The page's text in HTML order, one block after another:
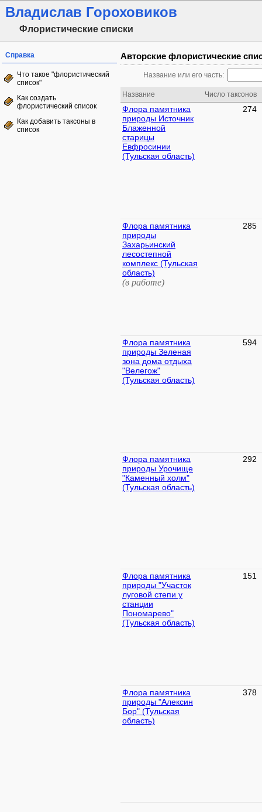
Владислав Гороховиков
Флористические списки
Справка
Что такое "флористический
список"
Как создать
флористический список
Как добавить таксоны в
список
Авторские флористические
Название или его часть:
Название Число таксонов
Флора памятника
природы Источник
Блаженной
старицы
Евфросинии
(Тульская область)
274
Флора памятника
природы
Захарьинский
лесостепной
комплекс (Тульская
область)
(в работе)
285
Флора памятника
природы Зеленая
зона дома отдыха
"Велегож"
(Тульская область)
594
Флора памятника
природы Урочище
"Каменный холм"
(Тульская область)
292
Флора памятника
природы "Участок
луговой степи у
станции
Пономарево"
(Тульская область)
151
Флора памятника
природы "Алексин
Бор" (Тульская
область)
378